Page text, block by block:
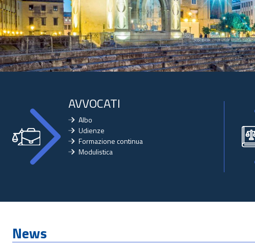
AVVOCATI
Albo
Udienze
Formazione continua
Modulistica
News